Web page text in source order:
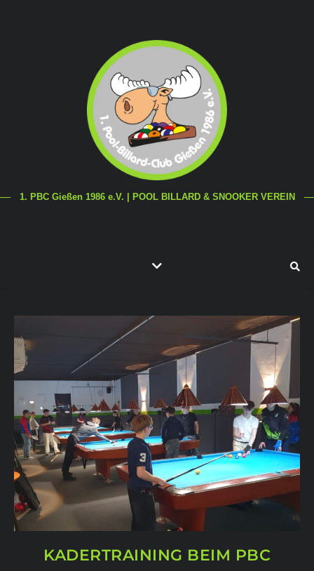
1. PBC Gießen 1986 e.V. | POOL BILLARD & SNOOKER VEREIN
KADERTRAINING BEIM PBC